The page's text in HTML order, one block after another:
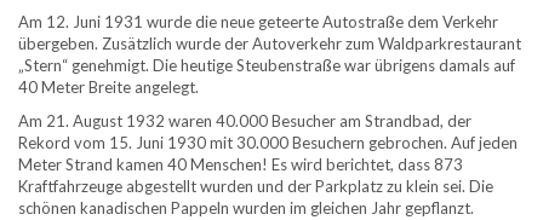
Am 12. Juni 1931 wurde die neue geteerte Autostraße dem Verkehr
übergeben. Zusätzlich wurde der Autoverkehr zum Waldparkrestaurant
„Stern“ genehmigt. Die heutige Steubenstraße war übrigens damals auf
40 Meter Breite angelegt.
Am 21. August 1932 waren 40.000 Besucher am Strandbad, der
Rekord vom 15. Juni 1930 mit 30.000 Besuchern gebrochen. Auf jeden
Meter Strand kamen 40 Menschen! Es wird berichtet, dass 873
Kraftfahrzeuge abgestellt wurden und der Parkplatz zu klein sei. Die
schönen kanadischen Pappeln wurden im gleichen Jahr gepflanzt.